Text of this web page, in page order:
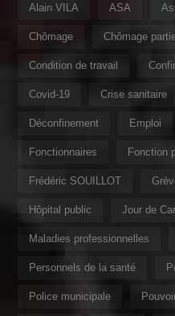
Alain VILA ASA
Chômage Chômage
Condition de travail
Covid-19 Crise sanitaire
Déconfinement Emploi
Fonctionnaires Fonction
Frédéric SOUILLOT
Hôpital public Jour de
Maladies professionnelles
Personnels de la santé
Police municipale